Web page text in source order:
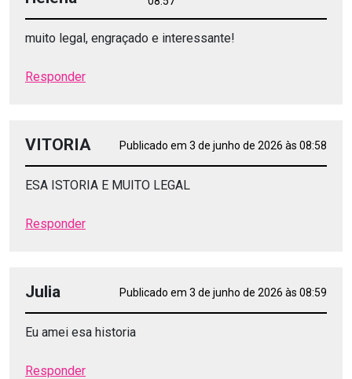
muito legal, engraçado e interessante!
Responder
VITORIA Publicado em 3 de junho de 2026 às 08:58
ESA ISTORIA E MUITO LEGAL
Responder
Julia Publicado em 3 de junho de 2026 às 08:59
Eu amei esa historia
Responder